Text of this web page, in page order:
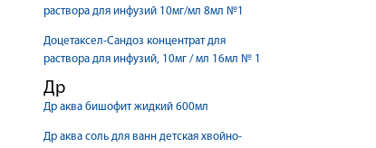
раствора для инфузий 10мг/мл 8мл №1
Доцетаксел-Сандоз концентрат для
раствора для инфузий, 10мг / мл 16мл № 1
Др
Др аква бишофит жидкий 600мл
Др аква соль для ванн детская хвойно-